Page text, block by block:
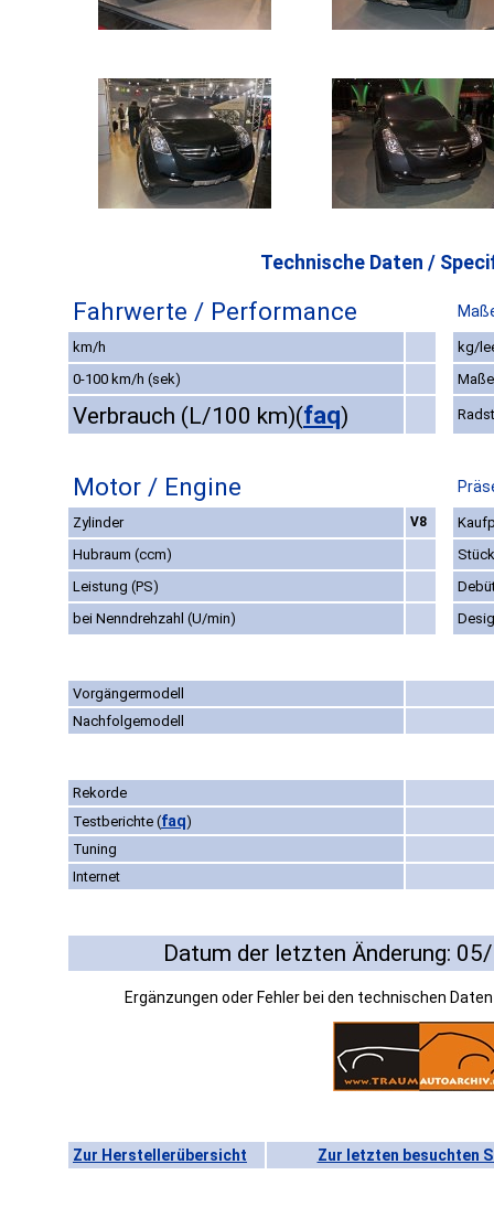
Technische Daten /
Fahrwerte / Performance
km/h
kg/
0-100 km/h (sek)
Verbrauch (L/100 km)(faq)
Motor / Engine
Zylinder V8
Hubraum (ccm)
Leistung (PS)
bei Nenndrehzahl (U/min)
Vorgängermodell
Nachfolgemodell
Rekorde
Testberichte (faq)
Tuning
Internet
Datum der letzten Änderung:
Ergänzungen oder Fehler bei den technischen
Zur Herstellerübersicht Zur letzten besuchten